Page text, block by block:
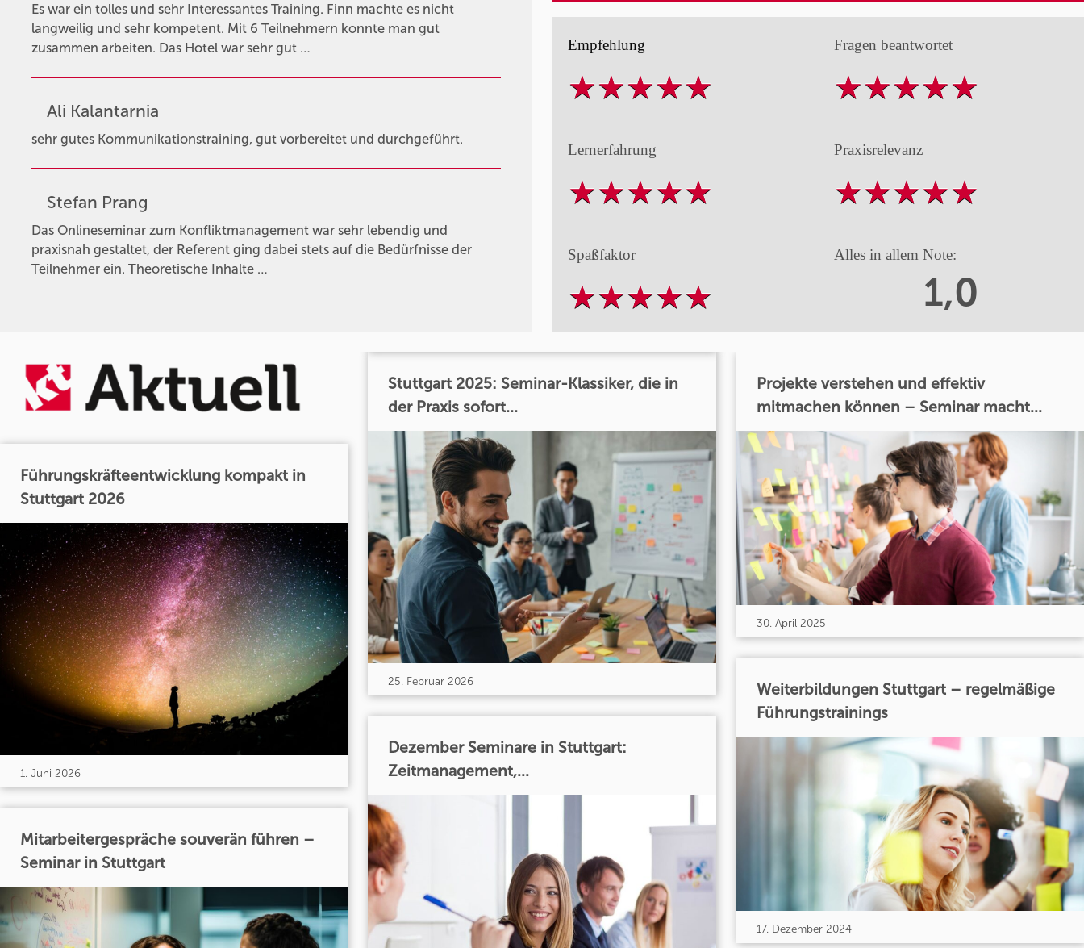
Es war ein tolles und sehr Interessantes Training. Finn machte es nicht
langweilig und sehr kompetent. Mit 6 Teilnehmern konnte man gut
zusammen arbeiten. Das Hotel war sehr gut …
Ali Kalantarnia
sehr gutes Kommunikationstraining, gut vorbereitet und durchgeführt.
Stefan Prang
Das Onlineseminar zum Konfliktmanagement war sehr lebendig und
praxisnah gestaltet, der Referent ging dabei stets auf die Bedürfnisse der
Teilnehmer ein. Theoretische Inhalte …
Empfehlung Fragen beantwortet
Lernerfahrung Praxisrelevanz
Spaßfaktor Alles in allem Note:
1,0
Führungskräfteentwicklung kompakt in
Stuttgart 2026
1. Juni 2026
Mitarbeitergespräche souverän führen –
Seminar in Stuttgart
Stuttgart 2025: Seminar-Klassiker, die in
der Praxis sofort...
25. Februar 2026
Dezember Seminare in Stuttgart:
Zeitmanagement,...
Projekte verstehen und effektiv
mitmachen können – Seminar macht...
30. April 2025
Weiterbildungen Stuttgart – regelmäßige
Führungstrainings
17. Dezember 2024